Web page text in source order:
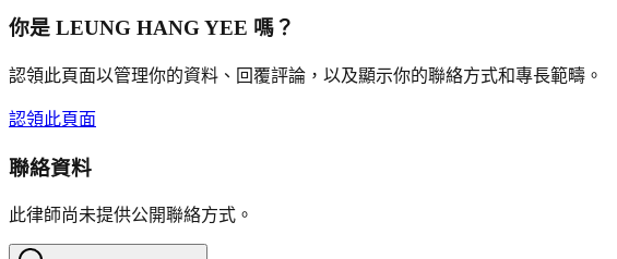
你是 LEUNG HANG YEE 嗎？
認領此頁面以管理你的資料、回覆評論，以及顯示你的聯絡方式和專長範疇。
認領此頁面
聯絡資料
此律師尚未提供公開聯絡方式。